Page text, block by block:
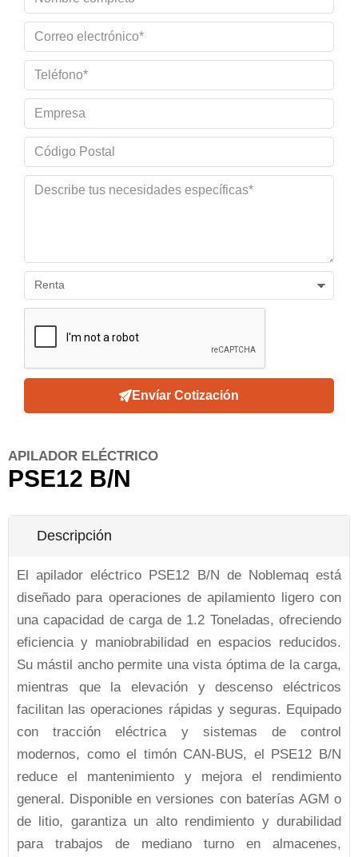
Envíar Cotización
APILADOR ELÉCTRICO
PSE12 B/N
Descripción
El apilador eléctrico PSE12 B/N de Noblemaq está
diseñado para operaciones de apilamiento ligero con
una capacidad de carga de 1.2 Toneladas, ofreciendo
eficiencia y maniobrabilidad en espacios reducidos.
Su mástil ancho permite una vista óptima de la carga,
mientras que la elevación y descenso eléctricos
facilitan las operaciones rápidas y seguras. Equipado
con tracción eléctrica y sistemas de control
modernos, como el timón CAN-BUS, el PSE12 B/N
reduce el mantenimiento y mejora el rendimiento
general. Disponible en versiones con baterías AGM o
de litio, garantiza un alto rendimiento y durabilidad
para trabajos de mediano turno en almacenes,